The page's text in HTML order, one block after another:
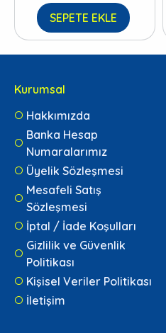
SEPETE EKLE
Kurumsal
Hakkımızda
Banka Hesap
Numaralarımız
Üyelik Sözleşmesi
Mesafeli Satış
Sözleşmesi
İptal / İade Koşulları
Gizlilik ve Güvenlik
Politikası
Kişisel Veriler Politikası
İletişim